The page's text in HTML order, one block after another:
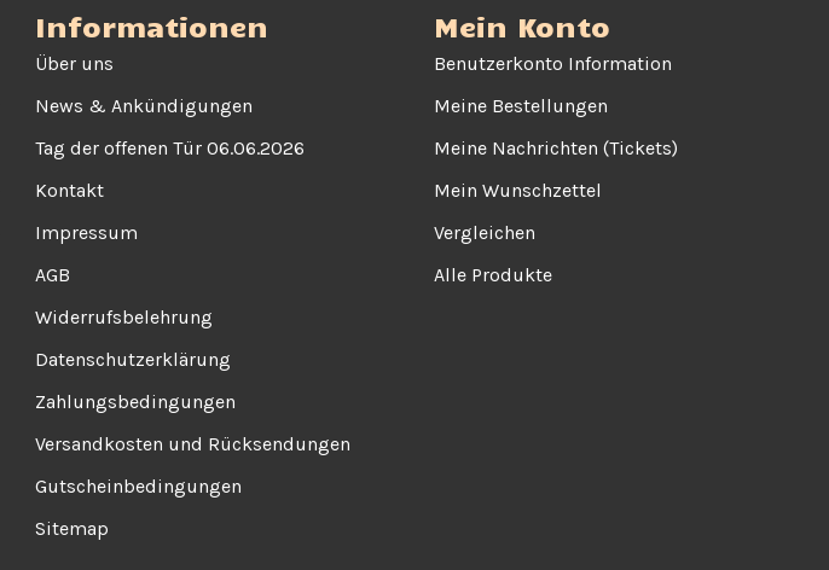
Informationen
Über uns
News & Ankündigungen
Tag der offenen Tür 06.06.2026
Kontakt
Impressum
AGB
Widerrufsbelehrung
Datenschutzerklärung
Zahlungsbedingungen
Versandkosten und Rücksendungen
Gutscheinbedingungen
Sitemap
Mein Konto
Benutzerkonto Information
Meine Bestellungen
Meine Nachrichten (Tickets)
Mein Wunschzettel
Vergleichen
Alle Produkte